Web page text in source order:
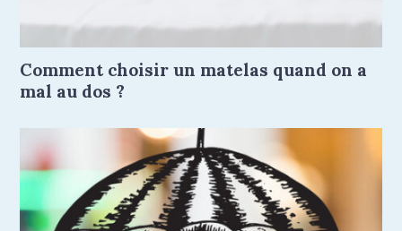
Comment choisir un matelas quand on a
mal au dos ?